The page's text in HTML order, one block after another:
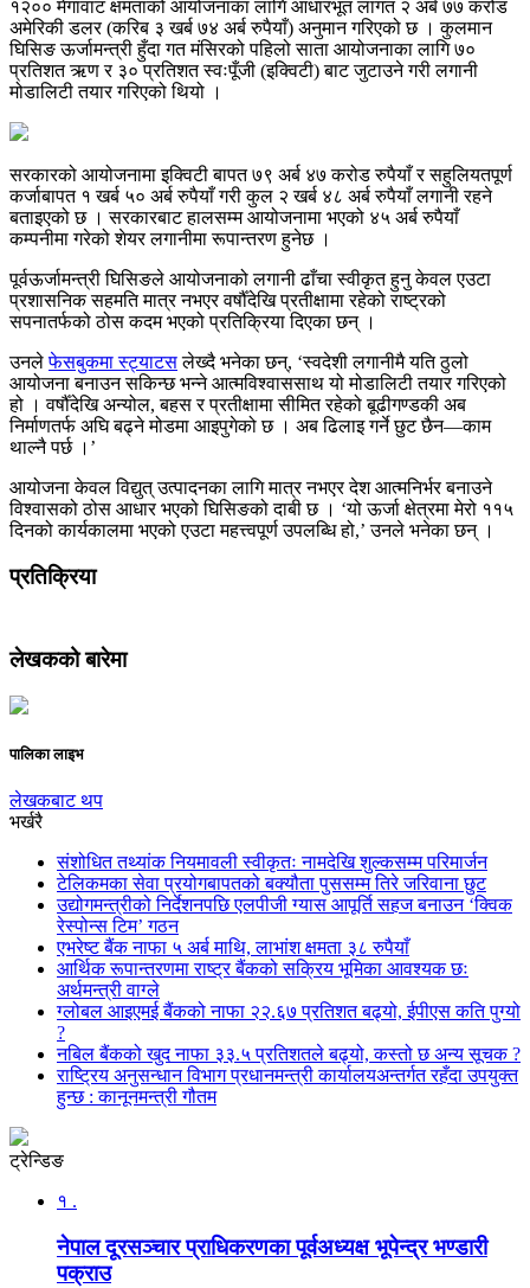
१२०० मेगावाट क्षमताको आयोजनाका लागि आधारभूत लागत २ अर्ब ७७ करोड
अमेरिकी डलर (करिब ३ खर्ब ७४ अर्ब रुपैयाँ) अनुमान गरिएको छ । कुलमान
घिसिङ ऊर्जामन्त्री हुँदा गत मंसिरको पहिलो साता आयोजनाका लागि ७०
प्रतिशत ऋण र ३० प्रतिशत स्वःपूँजी (इक्विटी) बाट जुटाउने गरी लगानी
मोडालिटी तयार गरिएको थियो ।
सरकारको आयोजनामा इक्विटी बापत ७९ अर्ब ४७ करोड रुपैयाँ र सहुलियतपूर्ण
कर्जाबापत १ खर्ब ५० अर्ब रुपैयाँ गरी कुल २ खर्ब ४८ अर्ब रुपैयाँ लगानी रहने
बताइएको छ । सरकारबाट हालसम्म आयोजनामा भएको ४५ अर्ब रुपैयाँ
कम्पनीमा गरेको शेयर लगानीमा रूपान्तरण हुनेछ ।
पूर्वऊर्जामन्त्री घिसिङले आयोजनाको लगानी ढाँचा स्वीकृत हुनु केवल एउटा
प्रशासनिक सहमति मात्र नभएर वर्षौँदेखि प्रतीक्षामा रहेको राष्ट्रको
सपनातर्फको ठोस कदम भएको प्रतिक्रिया दिएका छन् ।
उनलेफेसबुकमा स्ट्याटसलेख्दै भनेका छन्, ‘स्वदेशी लगानीमै यति ठुलो
आयोजना बनाउन सकिन्छ भन्ने आत्मविश्वाससाथ यो मोडालिटी तयार गरिएको
हो । वर्षौँदेखि अन्योल, बहस र प्रतीक्षामा सीमित रहेको बूढीगण्डकी अब
निर्माणतर्फ अघि बढ्ने मोडमा आइपुगेको छ । अब ढिलाइ गर्ने छुट छैन—काम
थाल्नै पर्छ ।’
आयोजना केवल विद्युत् उत्पादनका लागि मात्र नभएर देश आत्मनिर्भर बनाउने
विश्वासको ठोस आधार भएको घिसिङको दाबी छ । ‘यो ऊर्जा क्षेत्रमा मेरो ११५
दिनको कार्यकालमा भएको एउटा महत्त्वपूर्ण उपलब्धि हो,’ उनले भनेका छन् ।
प्रतिक्रिया
लेखकको बारेमा
पालिका लाइभ
लेखकबाट थप
भर्खरै
संशोधित तथ्यांक नियमावली स्वीकृतः नामदेखि शुल्कसम्म परिमार्जन
टेलिकमका सेवा प्रयोगबापतको बक्यौता पुससम्म तिरे जरिवाना छुट
उद्योगमन्त्रीको निर्देशनपछि एलपीजी ग्यास आपूर्ति सहज बनाउन ‘क्विक
रेस्पोन्स टिम’ गठन
एभरेष्ट बैंक नाफा ५ अर्ब माथि, लाभांश क्षमता ३८ रुपैयाँ
आर्थिक रूपान्तरणमा राष्ट्र बैंकको सक्रिय भूमिका आवश्यक छः
अर्थमन्त्री वाग्ले
ग्लोबल आइएमई बैंकको नाफा २२.६७ प्रतिशत बढ्यो, ईपीएस कति पुग्यो
?
नबिल बैंकको खुद नाफा ३३.५ प्रतिशतले बढ्यो, कस्तो छ अन्य सूचक ?
राष्ट्रिय अनुसन्धान विभाग प्रधानमन्त्री कार्यालयअन्तर्गत रहँदा उपयुक्त
हुन्छ : कानूनमन्त्री गौतम
ट्रेन्डिङ
१ .
नेपाल दूरसञ्चार प्राधिकरणका पूर्वअध्यक्ष भूपेन्द्र भण्डारी
पक्राउ